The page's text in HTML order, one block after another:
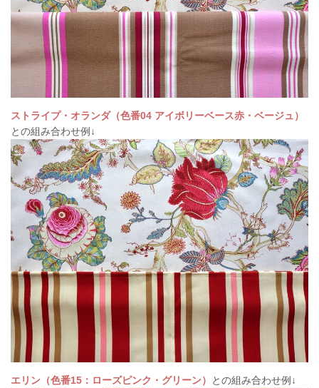
ストライプ・オランダ（色番04 アイボリーベース赤・ベージュ）
との組み合わせ例↓
エリン（色番15：ローズピンク・グリーン） との組み合わせ例↓